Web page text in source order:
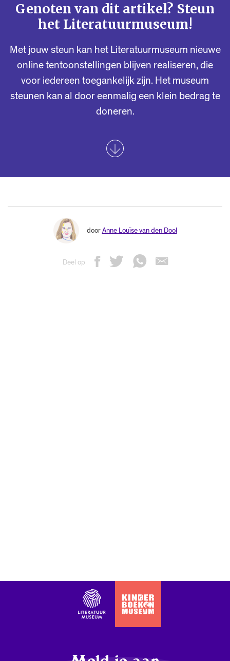
Genoten van dit artikel? Steun
het Literatuurmuseum!
Met jouw steun kan het Literatuurmuseum nieuwe
online tentoonstellingen blijven realiseren, die
voor iedereen toegankelijk zijn. Het museum
steunen kan al door eenmalig een klein bedrag te
doneren.
doorAnne Louïse van den Dool
Deel op